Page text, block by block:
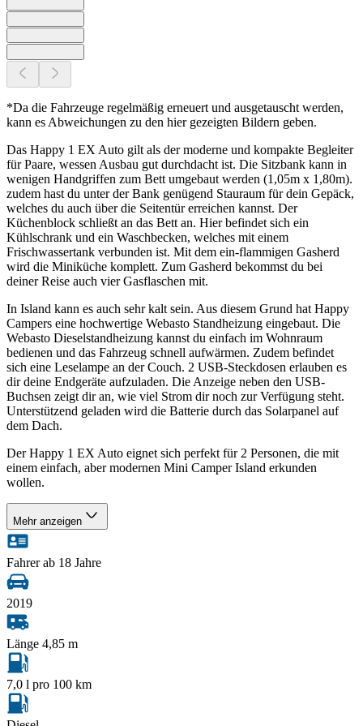
*Da die Fahrzeuge regelmäßig erneuert und ausgetauscht werden,
kann es Abweichungen zu den hier gezeigten Bildern geben.
Das Happy 1 EX Auto gilt als der moderne und kompakte Begleiter
für Paare, wessen Ausbau gut durchdacht ist. Die Sitzbank kann in
wenigen Handgriffen zum Bett umgebaut werden (1,05m x 1,80m).
zudem hast du unter der Bank genügend Stauraum für dein Gepäck,
welches du auch über die Seitentür erreichen kannst. Der
Küchenblock schließt an das Bett an. Hier befindet sich ein
Kühlschrank und ein Waschbecken, welches mit einem
Frischwassertank verbunden ist. Mit dem ein-flammigen Gasherd
wird die Miniküche komplett. Zum Gasherd bekommst du bei
deiner Reise auch vier Gasflaschen mit.
In Island kann es auch sehr kalt sein. Aus diesem Grund hat Happy
Campers eine hochwertige Webasto Standheizung eingebaut. Die
Webasto Dieselstandheizung kannst du einfach im Wohnraum
bedienen und das Fahrzeug schnell aufwärmen. Zudem befindet
sich eine Leselampe an der Couch. 2 USB-Steckdosen erlauben es
dir deine Endgeräte aufzuladen. Die Anzeige neben den USB-
Buchsen zeigt dir an, wie viel Strom dir noch zur Verfügung steht.
Unterstützend geladen wird die Batterie durch das Solarpanel auf
dem Dach.
Der Happy 1 EX Auto eignet sich perfekt für 2 Personen, die mit
einem einfach, aber modernen Mini Camper Island erkunden
wollen.
Mehr anzeigen
Fahrer ab 18 Jahre
2019
Länge 4,85 m
7,0 l pro 100 km